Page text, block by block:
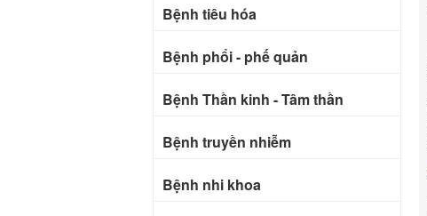
Bệnh tiêu hóa
Bệnh phổi - phế quản
Bệnh Thần kinh - Tâm thần
Bệnh truyền nhiễm
Bệnh nhi khoa